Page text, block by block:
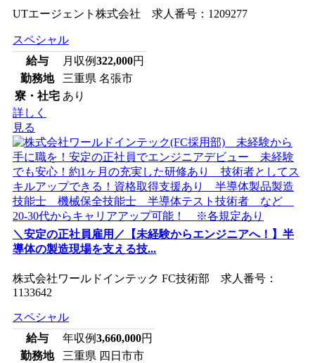
UTエージェント株式会社 求人番号：1209277
スペシャル
給与
月収例322,000円
勤務地
三重県 名張市
寮・社宅 あり
詳しく
見る
＼安定の正社員雇用／【未経験からエンジニアへ！】半
導体の製造現場を支える技...
株式会社ワールドインテック FC技術部 求人番号：
1133642
スペシャル
給与
年収例3,660,000円
勤務地
三重県 四日市市